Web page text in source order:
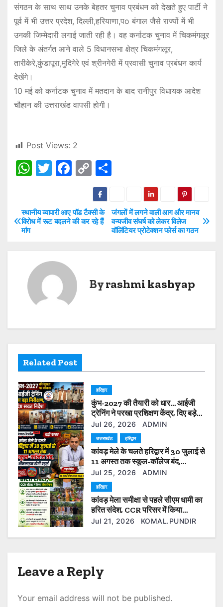
संगठन के साथ साथ उनके बेहतर चुनाव प्रबंधन को देखते हुए पार्टी ने
पूर्व में भी उत्तर प्रदेश, दिल्ली,हरियाणा,पo बंगाल जैसे राज्यों में भी
उनकी जिम्मेदारी लगाई जाती रही है। वह कर्नाटक चुनाव में चिकमंगलूर
जिले के अंतर्गत आने वाले 5 विधानसभा क्षेत्र चिकमंगलूर,
तारीकेरे,कुंडापूरा,मुदिगेरे एवं श्रीनगेरी में प्रवासी चुनाव प्रबंधन कार्य
देखेंगे।
10 मई को कर्नाटक चुनाव में मतदान के बाद रानीपुर विधायक आदेश
चौहान की उत्तराखंड वापसी होगी।
Post Views: 2
W
s
p
T
er
F
e
k
C
o
p
y
S
e
P
o
i
g
a
t
i
o
n
जंगलों में लगने वाली आग और मानव
वन्यजीव संघर्ष को लेकर विलेज
वॉलिंटियर प्रोटेक्शन फोर्स का गठन
स्थानीय व्यापारी आए पॉड टैक्सी के
विरोध में रूट बदलने की कर रहे हैं
मांग
Byrashmi kashyap
Related Post
हरिद्वार
कुंभ-2027 की तैयारी को धार… आईजी
ट्रेनिंग ने परखा प्रशिक्षण केंद्र, दिए बड़े
सुधार के निर्देश”
Jul 26, 2026 ADMIN
उत्तराखंड हरिद्वार
कांवड़ मेले के चलते हरिद्वार में 30 जुलाई से
11 अगस्त तक स्कूल-कॉलेज बंद,
ऑनलाइन होगी पढ़ाई
Jul 25, 2026 ADMIN
हरिद्वार
कांवड़ मेला समीक्षा से पहले सीएम धामी का
हरित संदेश, CCR परिसर में किया
पौधारोपण
Jul 21, 2026 KOMAL.PUNDIR
Leave a Reply
Your email address will not be published.